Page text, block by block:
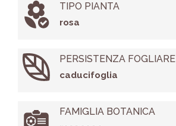
TIPO PIANTA
rosa
PERSISTENZA FOGLIARE
caducifoglia
FAMIGLIA BOTANICA